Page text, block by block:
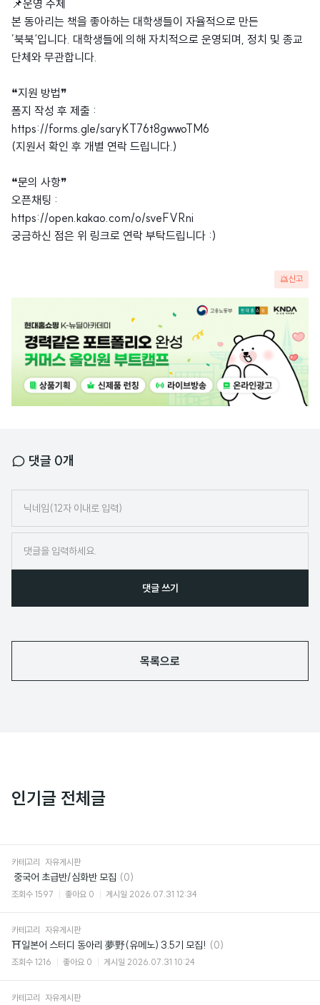
📌운영 주체
본 동아리는 책을 좋아하는 대학생들이 자율적으로 만든
’북북‘입니다. 대학생들에 의해 자치적으로 운영되며, 정치 및 종교
단체와 무관합니다.
❝지원 방법❞
폼지 작성 후 제출 :
https://forms.gle/saryKT76t8gwwoTM6
(지원서 확인 후 개별 연락 드립니다.)
❝문의 사항❞
오픈채팅 :
https://open.kakao.com/o/sveFVRni
궁금하신 점은 위 링크로 연락 부탁드립니다 :)
신고
댓글 0개
임
댓글 쓰기
목록으로
인기글 전체글
카테고리 자유게시판
​ 중국어 초급반/심화반 모집 댓
글
(0)
조회수 1597 좋아요 0 게시일 2026.07.31 12:34
카테고리 자유게시판
⛩일본어 스터디 동아리 夢野(유메노) 3.5기 모집! 댓
(0)
조회수 1216 좋아요 0 게시일 2026.07.31 10:24
카테고리 자유게시판